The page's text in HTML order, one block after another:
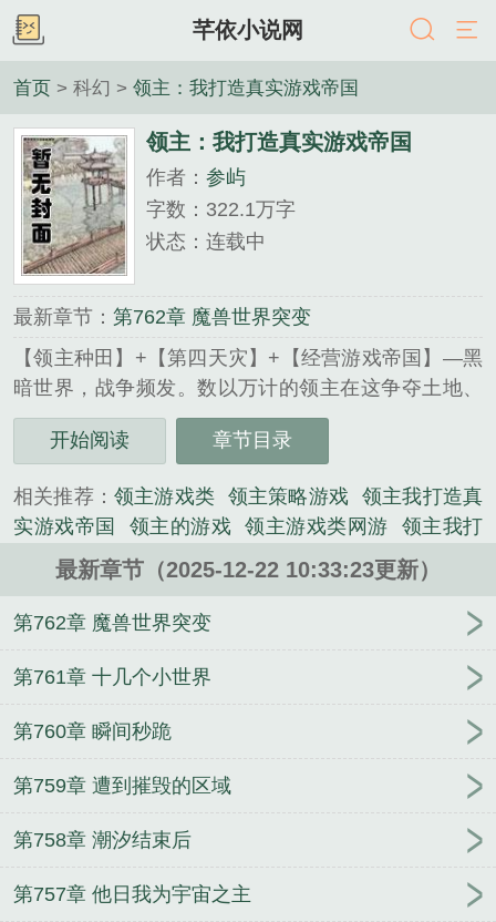
芊依小说网
首页 > 科幻 > 领主：我打造真实游戏帝国
领主：我打造真实游戏帝国
作者： 参屿
字数：322.1万字
状态：连载中
最新章节： 第762章 魔兽世界突变
【领主种田】+【第四天灾】+【经营游戏帝国】—黑
暗世界，战争频发。数以万计的领主在这争夺土地、
抢夺资源。但陈羽与他们不同。别人忙着打仗，他忙
着建设地下城，吸引异世界的冒险家过来挑战。【欢
【黑神话】……一个又一个地下城拔地而起。让这帮
没见过世面的冒险家为之癫狂，甘愿奉上一切。陈
羽：“对不起亲爱的冒险家们，今日暂停营业，因为我
纷降临黑暗世界。领地不够，他们替陈羽去抢。战争
失的资源。…多年后，陈羽高坐至高神位，看着这片
由冒险家替他打下的江山，摇头直呼：“你们这是害苦
了朕呐！”《领主：我打造真实游戏帝国》是参屿精心
创作的网游竞技小说，影书实时更新领主：我打造真
主：我打造真实游戏帝国评论，并不代表影书赞同或
《领主：我打造真实游戏帝国》是参屿精心创作的科
开始阅读 章节目录
相关推荐： 领主游戏类 领主策略游戏
领主我打造真
实游戏帝国
领主的游戏 领主游戏类网游
领主我打
造真实游戏帝国TXT
领主游戏排行榜
领主我打造真
实游戏帝国3qd
领主游戏基建种田南湖锦鲤免费阅
读
领主游戏基建种田
领主我打
阅读
领主我打造真实游戏帝国txt
自己是领主的游
帝国笔笔趣
领主游戏笔趣阁
领主打造超
田免费阅读 领主建设类手机游戏
单系能力弱？多系
大佬俯首称服
资本家小姐随军被拒，惊动全国
阎王
殿：开局觉醒sss级,化身钟馗
师兄啊师兄：人族圣
人！道侣太清 顶级御兽家族，你管这叫寒门？
封神
最新章节（2025-12-22 10:33:23更新）
第762章 魔兽世界突变
第761章 十几个小世界
第760章 瞬间秒跪
第759章 遭到摧毁的区域
第758章 潮汐结束后
第757章 他日我为宇宙之主